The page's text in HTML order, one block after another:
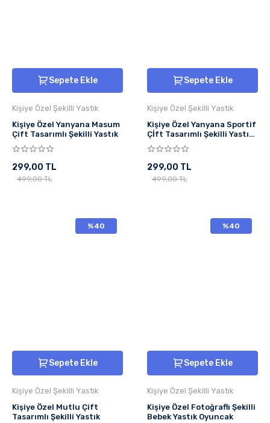
Sepete Ekle
Kişiye Özel Şekilli Yastık
Kişiye Özel Yanyana Masum
Çift Tasarımlı Şekilli Yastık
299,00 TL
499,00 TL
Sepete Ekle
Kişiye Özel Şekilli Yastık
Kişiye Özel Yanyana Sportif
Çİft Tasarımlı Şekilli Yastık
Sevgiliye Hediye
299,00 TL
499,00 TL
%40
Sepete Ekle
Kişiye Özel Şekilli Yastık
Kişiye Özel Mutlu Çift
Tasarımlı Şekilli Yastık
%40
Sepete Ekle
Kişiye Özel Şekilli Yastık
Kişiye Özel Fotoğraflı Şekilli
Bebek Yastık Oyuncak